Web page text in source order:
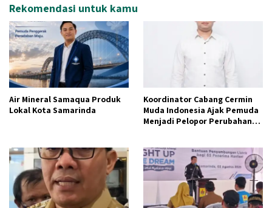
Rekomendasi untuk kamu
Air Mineral Samaqua Produk
Lokal Kota Samarinda
Koordinator Cabang Cermin
Muda Indonesia Ajak Pemuda
Menjadi Pelopor Perubahan